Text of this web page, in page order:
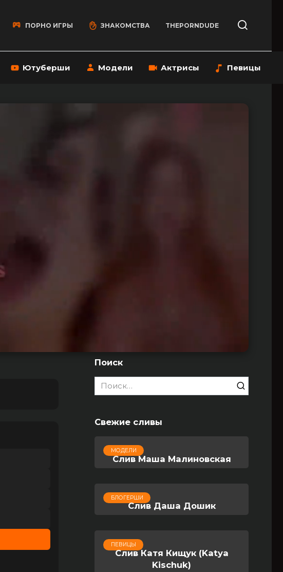
ПОРНО ИГРЫ ЗНАКОМСТВА THEPORNDUDE
Ютуберши Модели Актрисы Певицы
Поиск
Search
for:
Свежие сливы
МОДЕЛИ
Слив Маша Малиновская
БЛОГЕРШИ
Слив Даша Дошик
ПЕВИЦЫ
Слив Катя Кищук (Katya
Kischuk)